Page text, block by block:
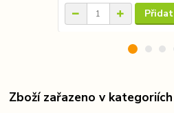
Zboží zařazeno v kategoriích